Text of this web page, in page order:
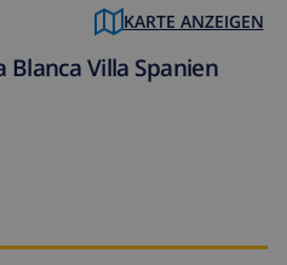
KARTE ANZEIGEN
Blanca Villa Spanien